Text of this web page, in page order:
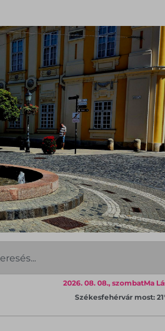
Ma
2026. 08. 08., szombat
Székesfehérvár most: